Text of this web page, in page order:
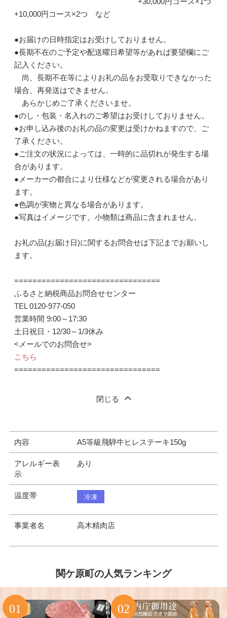
+10,000円コース×2つ など
●お届けの日時指定はお受けしておりません。
●長期不在のご予定や配送曜日希望等があれば要望欄にご
記入ください。
尚、長期不在等によりお礼の品をお受取りできなかった
場合、再発送はできません。
あらかじめご了承くださいませ。
●のし・包装・名入れのご希望はお受けしておりません。
●お申し込み後のお礼の品の変更は受けかねますので、ご
了承ください。
●ご注文の状況によっては、一時的に品切れが発生する場
合があります。
●メーカーの都合により仕様などが変更される場合があり
ます。
●色調が実物と異なる場合があります。
●写真はイメージです。小物類は商品に含まれません。
お礼の品(お届け日)に関するお問合せは下記までお願いし
ます。
================================
ふるさと納税商品お問合せセンター
TEL 0120-977-050
営業時間 9:00～17:30
土日祝日・12/30～1/3休み
<メールでのお問合せ>
こちら
================================
閉じる
内容 A5等級飛騨牛ヒレステーキ150g
アレルギー表
示
あり
温度帯 冷凍
事業者名 高木精肉店
関ケ原町の人気ランキング